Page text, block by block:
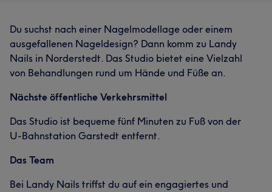
Du suchst nach einer Nagelmodellage oder einem
ausgefallenen Nageldesign? Dann komm zu Landy
Nails in Norderstedt. Das Studio bietet eine Vielzahl
von Behandlungen rund um Hände und Füße an.
Nächste öffentliche Verkehrsmittel
Das Studio ist bequeme fünf Minuten zu Fuß von der
U-Bahnstation Garstedt entfernt.
Das Team
Bei Landy Nails triffst du auf ein engagiertes und